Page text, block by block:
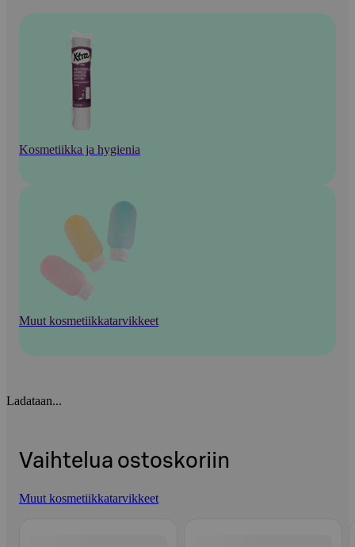
Kosmetiikka ja hygienia
Muut kosmetiikkatarvikkeet
Ladataan...
Vaihtelua ostoskoriin
Muut kosmetiikkatarvikkeet